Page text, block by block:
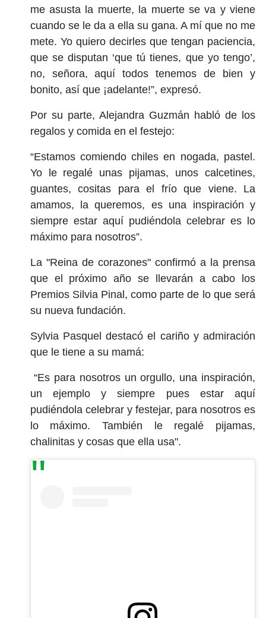
me asusta la muerte, la muerte se va y viene
cuando se le da a ella su gana. A mí que no me
mete. Yo quiero decirles que tengan paciencia,
que se disputan ‘que tú tienes, que yo tengo’,
no, señora, aquí todos tenemos de bien y
bonito, así que ¡adelante!”, expresó.
Por su parte, Alejandra Guzmán habló de los
regalos y comida en el festejo:
“Estamos comiendo chiles en nogada, pastel.
Yo le regalé unas pijamas, unos calcetines,
guantes, cositas para el frío que viene. La
amamos, la queremos, es una inspiración y
siempre estar aquí pudiéndola celebrar es lo
máximo para nosotros”.
La "Reina de corazones" confirmó a la prensa
que el próximo año se llevarán a cabo los
Premios Silvia Pinal, como parte de lo que será
su nueva fundación.
Sylvia Pasquel destacó el cariño y admiración
que le tiene a su mamá:
“Es para nosotros un orgullo, una inspiración,
un ejemplo y siempre pues estar aquí
pudiéndola celebrar y festejar, para nosotros es
lo máximo. También le regalé pijamas,
chalinitas y cosas que ella usa".